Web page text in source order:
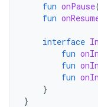
fun onPause
fun
interface
fun
fun
fun
}
}